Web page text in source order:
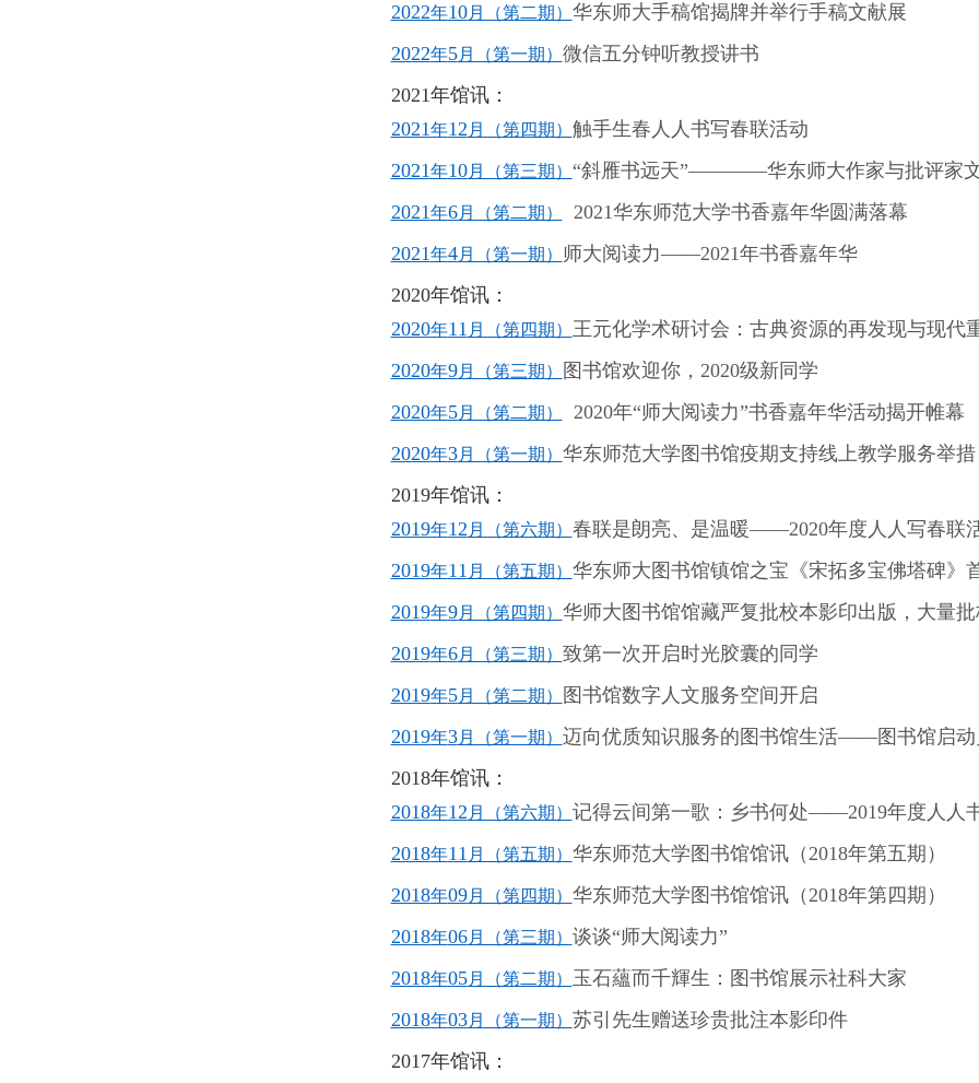
2022年10月（第二期） 华东师大手稿馆揭牌并举行手稿文献展
2022年5月（第一期） 微信五分钟听教授讲书
2021年馆讯：
2021年12 月（第四期） 触手生春人人书写春联活动
2021年10月（第三期） “斜雁书远天”————华东师大作家与批评家
2021年6月（第二期） 2021华东师范大学书香嘉年华圆满落幕
2021年4月（第一期） 师大阅读力——2021年书香嘉年华
2020年馆讯：
2020年11 月（第四期） 王元化学术研讨会：古典资源的再发现与现代
2020年9月（第三期） 图书馆欢迎你， 2020级新同学
2020年5月（第二期） 2020年“师大阅读力”书香嘉年华活动揭开帷幕
2020年3月（第一期） 华东师范大学图书馆疫期支持线上教学服务举措
2019年馆讯：
2019年12 月（第六期） 春联是朗亮、是温暖——2020年度人人写春联
2019年11 月（第五期） 华东师大图书馆镇馆之宝《宋拓多宝佛塔碑》
2019年9月（第四期） 华师大图书馆馆藏严复批校本影印出版，大量
2019年6月（第三期） 致第一次开启时光胶囊的同学
2019年5月（第二期）
图书馆数字人文服务空间开启
2019年3月（第一期） 迈向优质知识服务的图书馆生活——图书馆启
2018年馆讯：
2018年12 月（第六期） 记得云间第一歌：乡书何处——2019年度人人
2018年11 月（第五期） 华东师范大学图书馆馆讯（2018年第五期）
2018年09月（第四期） 华东师范大学图书馆馆讯（2018年第四期）
2018年06月（第三期） 谈谈“师大阅读力”
2018年05月（第二期）
玉石蘊而千輝生：图书馆展示社科大家
2018年03月（第一期） 苏引先生赠送珍贵批注本影印件
2017年馆讯：